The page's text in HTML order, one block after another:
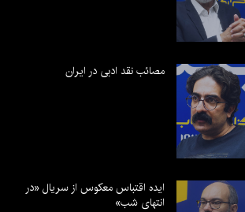
مصائب نقد ادبی در ایران
ایده اقتباس معکوس از سریال «در
انتهای شب»